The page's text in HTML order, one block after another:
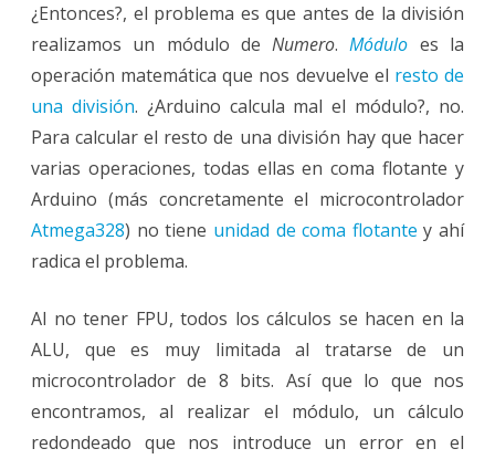
¿Entonces?, el problema es que antes de la división
realizamos un módulo deNumero.Módulo es la
operación matemática que nos devuelve el resto de
una división. ¿Arduino calcula mal el módulo?, no.
Para calcular el resto de una división hay que hacer
varias operaciones, todas ellas en coma flotante y
Arduino (más concretamente el microcontrolador
Atmega328) no tiene unidad de coma flotante y ahí
radica el problema.
Al no tener FPU, todos los cálculos se hacen en la
ALU, que es muy limitada al tratarse de un
microcontrolador de 8 bits. Así que lo que nos
encontramos, al realizar el módulo, un cálculo
redondeado que nos introduce un error en el